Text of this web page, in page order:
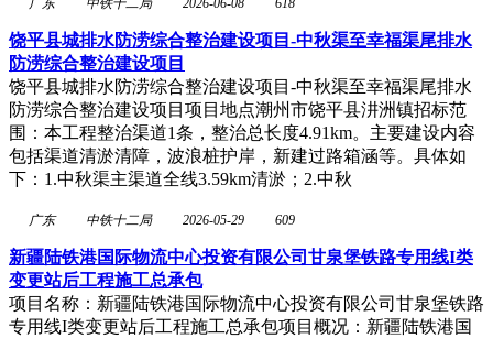
广东 中铁十二局 2026-06-08 618
饶平县城排水防涝综合整治建设项目-中秋渠至幸福渠尾排水
防涝综合整治建设项目
饶平县城排水防涝综合整治建设项目-中秋渠至幸福渠尾排水
防涝综合整治建设项目项目地点潮州市饶平县汫洲镇招标范
围：本工程整治渠道1条，整治总长度4.91km。主要建设内容
包括渠道清淤清障，波浪桩护岸，新建过路箱涵等。具体如
下：1.中秋渠主渠道全线3.59km清淤；2.中秋
广东 中铁十二局 2026-05-29 609
新疆陆铁港国际物流中心投资有限公司甘泉堡铁路专用线I类
变更站后工程施工总承包
项目名称：新疆陆铁港国际物流中心投资有限公司甘泉堡铁路
专用线I类变更站后工程施工总承包项目概况：新疆陆铁港国